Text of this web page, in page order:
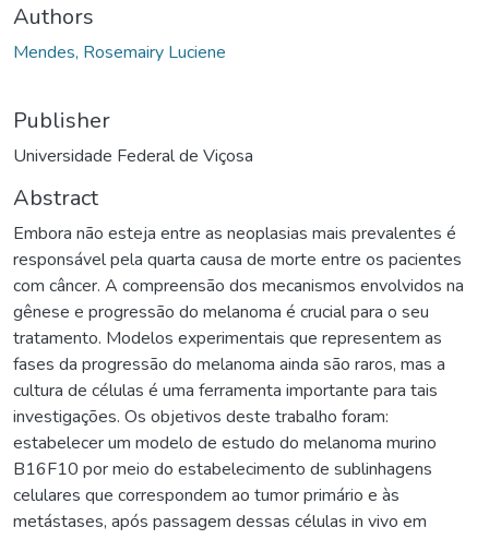
Authors
Mendes, Rosemairy Luciene
Publisher
Universidade Federal de Viçosa
Abstract
Embora não esteja entre as neoplasias mais prevalentes é
responsável pela quarta causa de morte entre os pacientes
com câncer. A compreensão dos mecanismos envolvidos na
gênese e progressão do melanoma é crucial para o seu
tratamento. Modelos experimentais que representem as
fases da progressão do melanoma ainda são raros, mas a
cultura de células é uma ferramenta importante para tais
investigações. Os objetivos deste trabalho foram:
estabelecer um modelo de estudo do melanoma murino
B16F10 por meio do estabelecimento de sublinhagens
celulares que correspondem ao tumor primário e às
metástases, após passagem dessas células in vivo em